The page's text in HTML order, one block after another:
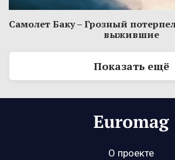
Самолет Баку – Грозный
выжившие
Показать ещё
О проекте